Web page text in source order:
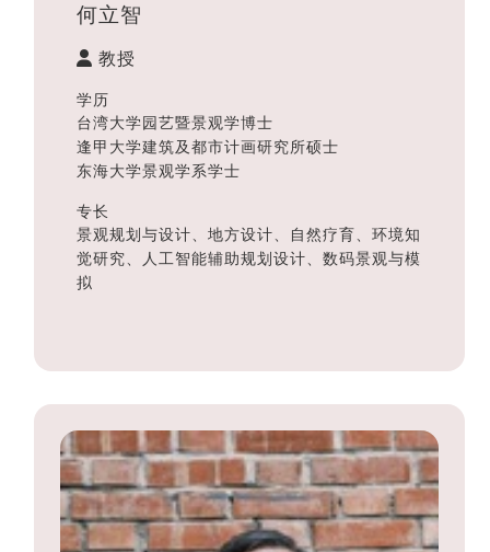
何立智
教授
学历
台湾大学园艺暨景观学博士
逢甲大学建筑及都市计画研究所硕士
东海大学景观学系学士
专长
景观规划与设计、地方设计、自然疗育、环境知
觉研究、人工智能辅助规划设计、数码景观与模
拟